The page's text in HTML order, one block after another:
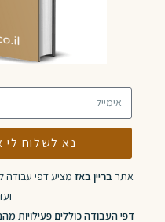
נא לשלוח
אתר בריין באז מציע דפי עבודה
דפי העבודה כוללים פעילויות